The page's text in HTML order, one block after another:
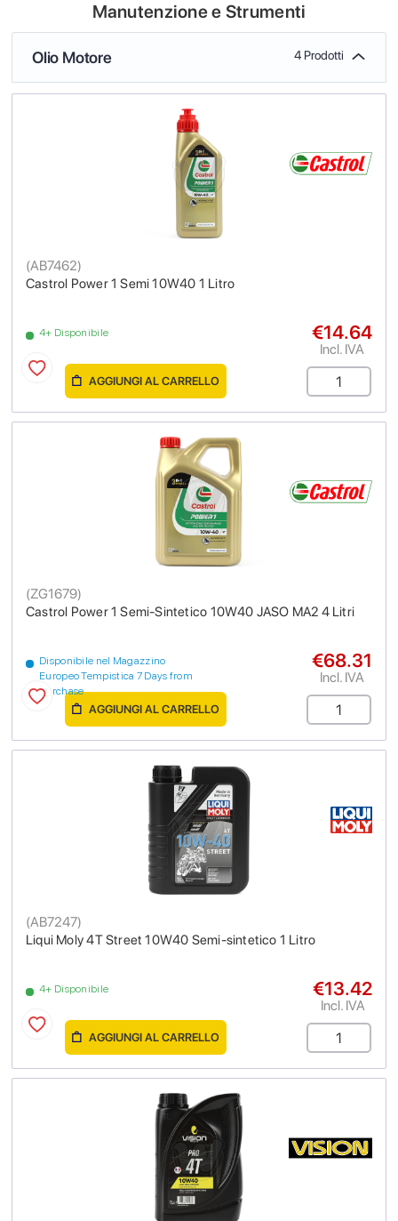
Manutenzione e Strumenti
Olio Motore 4 Prodotti
Castrol Power 1 Semi 10W40 1 Litro
(AB7462)
4+ Disponibile €14.64
Incl. IVA
AGGIUNGI AL CARRELLO
Castrol Power 1 Semi-Sintetico 10W40 JASO MA2 4 Litri
(ZG1679)
Disponibile nel Magazzino
Europeo Tempistica 7 Days from
purchase
€68.31
Incl. IVA
AGGIUNGI AL CARRELLO
Liqui Moly 4T Street 10W40 Semi-sintetico 1 Litro
(AB7247)
4+ Disponibile €13.42
Incl. IVA
AGGIUNGI AL CARRELLO